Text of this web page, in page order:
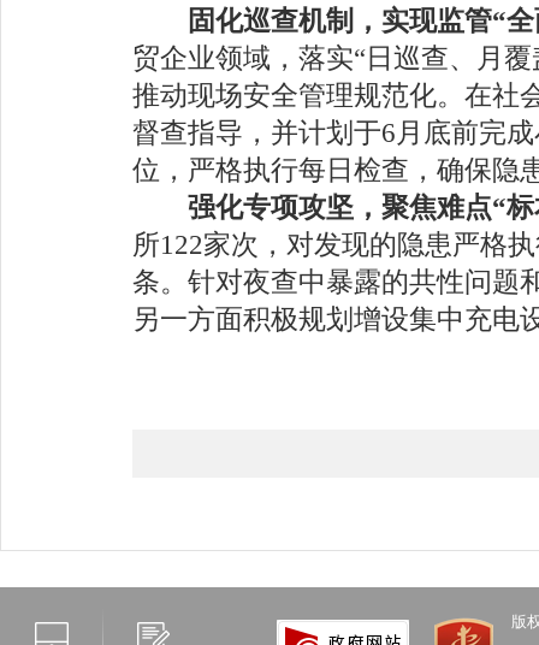
固化巡查机制，实现监管“
贸企业领域，落实“ 日巡查、月覆
推动现场安全管理规范化。在社
督查指导，并计划于6 月底前完
位，严格执行每日检查，确保隐
强化专项攻坚，聚焦难点“
所122家次，对发现的隐患严格
条。针对夜查中暴露的共性问题
另一方面积极规划增设集中充电
版